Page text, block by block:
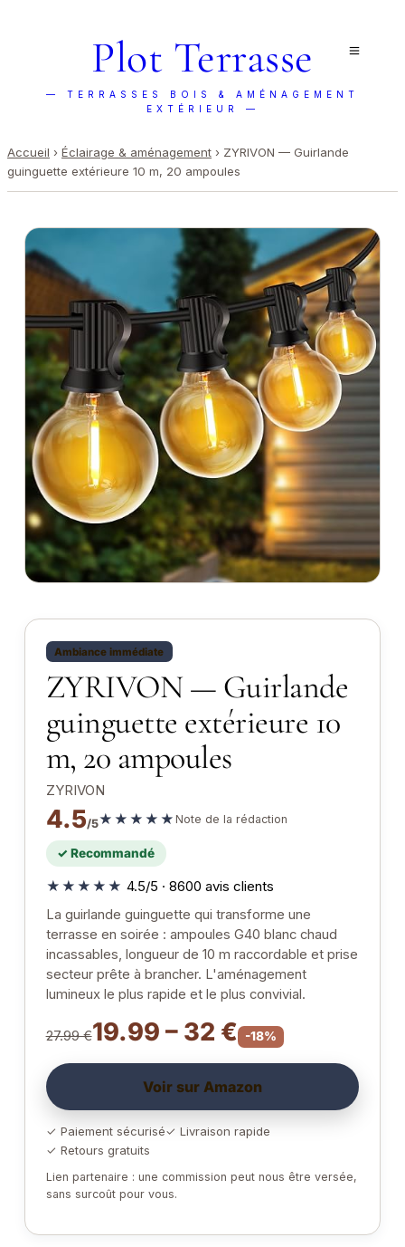
Plot Terrasse
— TERRASSES BOIS & AMÉNAGEMENT
EXTÉRIEUR —
Accueil › Éclairage & aménagement › ZYRIVON — Guirlande
guinguette extérieure 10 m, 20 ampoules
Ambiance immédiate
ZYRIVON — Guirlande
guinguette extérieure 10
m, 20 ampoules
ZYRIVON
4.5/5★★★★★ Note de la rédaction
✓ Recommandé
★★★★★ 4.5/5 · 8600 avis clients
La guirlande guinguette qui transforme une
terrasse en soirée : ampoules G40 blanc chaud
incassables, longueur de 10 m raccordable et prise
secteur prête à brancher. L'aménagement
lumineux le plus rapide et le plus convivial.
27.99 €19.99 – 32 € -18%
Voir sur Amazon
✓ Paiement sécurisé✓ Livraison rapide
✓ Retours gratuits
Lien partenaire : une commission peut nous être versée,
sans surcoût pour vous.